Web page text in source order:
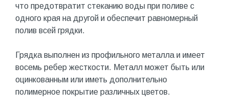
что предотвратит стеканию воды при поливе с
одного края на другой и обеспечит равномерный
полив всей грядки.
Грядка выполнен из профильного металла и имеет
восемь ребер жесткости. Металл может быть или
оцинкованным или иметь дополнительно
полимерное покрытие различных цветов.